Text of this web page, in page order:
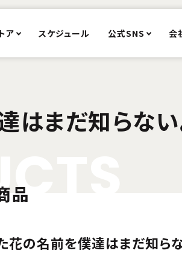
ア スケジュール 公式SNS 会
まだ知らない
C
品
花の名前を僕達はまだ知ら